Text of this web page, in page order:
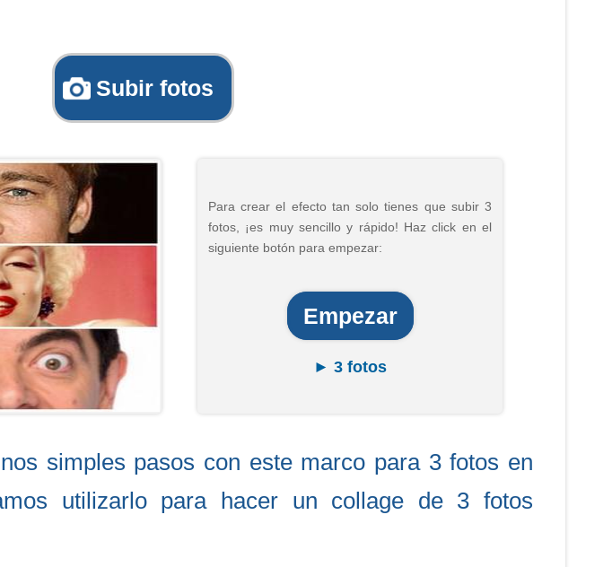
Subir fotos
Para crear el efecto tan solo tienes que subir 3
fotos, ¡es muy sencillo y rápido! Haz click en el
siguiente botón para empezar:
Empezar
► 3 fotos
simples pasos con este marco para 3 fotos en
utilizarlo para hacer un collage de 3 fotos